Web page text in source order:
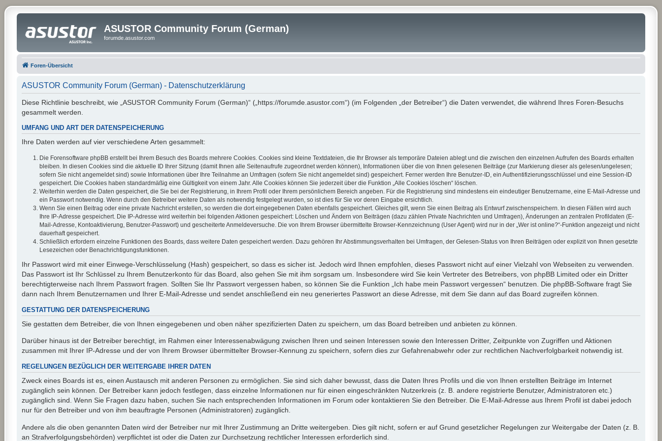
ASUSTOR Community Forum (German)
forumde.asustor.com
Foren-Übersicht
ASUSTOR Community Forum (German) - Datenschutzerklärung
Diese Richtlinie beschreibt, wie „ASUSTOR Community Forum (German)“ („https://forumde.asustor.com“) (im Folgenden „der Betreiber“) die Daten verwendet, die während Ihres Foren-Besuchs
gesammelt werden.
UMFANG UND ART DER DATENSPEICHERUNG
Ihre Daten werden auf vier verschiedene Arten gesammelt:
Die Forensoftware phpBB erstellt bei Ihrem Besuch des Boards mehrere Cookies. Cookies sind kleine Textdateien, die Ihr Browser als temporäre Dateien ablegt und die zwischen den einzelnen Aufrufen des Boards erhalten
bleiben. In diesen Cookies sind die aktuelle ID Ihrer Sitzung (damit Ihnen alle Seitenaufrufe zugeordnet werden können), Informationen über die von Ihnen gelesenen Beiträge (zur Markierung dieser als gelesen/ungelesen;
sofern Sie nicht angemeldet sind) sowie Informationen über Ihre Teilnahme an Umfragen (sofern Sie nicht angemeldet sind) gespeichert. Ferner werden Ihre Benutzer-ID, ein Authentifizierungsschlüssel und eine Session-ID
gespeichert. Die Cookies haben standardmäßig eine Gültigkeit von einem Jahr. Alle Cookies können Sie jederzeit über die Funktion „Alle Cookies löschen“ löschen.
Weiterhin werden die Daten gespeichert, die Sie bei der Registrierung, in Ihrem Profil oder Ihrem persönlichem Bereich angeben. Für die Registrierung sind mindestens ein eindeutiger Benutzername, eine E-Mail-Adresse und
ein Passwort notwendig. Wenn durch den Betreiber weitere Daten als notwendig festgelegt wurden, so ist dies für Sie vor deren Eingabe ersichtlich.
Wenn Sie einen Beitrag oder eine private Nachricht erstellen, so werden die dort eingegebenen Daten ebenfalls gespeichert. Gleiches gilt, wenn Sie einen Beitrag als Entwurf zwischenspeichern. In diesen Fällen wird auch
Ihre IP-Adresse gespeichert. Die IP-Adresse wird weiterhin bei folgenden Aktionen gespeichert: Löschen und Ändern von Beiträgen (dazu zählen Private Nachrichten und Umfragen), Änderungen an zentralen Profildaten (E-
Mail-Adresse, Kontoaktivierung, Benutzer-Passwort) und gescheiterte Anmeldeversuche. Die von Ihrem Browser übermittelte Browser-Kennzeichnung (User Agent) wird nur in der „Wer ist online?“-Funktion angezeigt und nicht
dauerhaft gespeichert.
Schließlich erfordern einzelne Funktionen des Boards, dass weitere Daten gespeichert werden. Dazu gehören Ihr Abstimmungsverhalten bei Umfragen, der Gelesen-Status von Ihren Beiträgen oder explizit von Ihnen gesetzte
Lesezeichen oder Benachrichtigungsfunktionen.
Ihr Passwort wird mit einer Einwege-Verschlüsselung (Hash) gespeichert, so dass es sicher ist. Jedoch wird Ihnen empfohlen, dieses Passwort nicht auf einer Vielzahl von Webseiten zu verwenden.
Das Passwort ist Ihr Schlüssel zu Ihrem Benutzerkonto für das Board, also gehen Sie mit ihm sorgsam um. Insbesondere wird Sie kein Vertreter des Betreibers, von phpBB Limited oder ein Dritter
berechtigterweise nach Ihrem Passwort fragen. Sollten Sie Ihr Passwort vergessen haben, so können Sie die Funktion „Ich habe mein Passwort vergessen“ benutzen. Die phpBB-Software fragt Sie
dann nach Ihrem Benutzernamen und Ihrer E-Mail-Adresse und sendet anschließend ein neu generiertes Passwort an diese Adresse, mit dem Sie dann auf das Board zugreifen können.
GESTATTUNG DER DATENSPEICHERUNG
Sie gestatten dem Betreiber, die von Ihnen eingegebenen und oben näher spezifizierten Daten zu speichern, um das Board betreiben und anbieten zu können.
Darüber hinaus ist der Betreiber berechtigt, im Rahmen einer Interessenabwägung zwischen Ihren und seinen Interessen sowie den Interessen Dritter, Zeitpunkte von Zugriffen und Aktionen
zusammen mit Ihrer IP-Adresse und der von Ihrem Browser übermittelter Browser-Kennung zu speichern, sofern dies zur Gefahrenabwehr oder zur rechtlichen Nachverfolgbarkeit notwendig ist.
REGELUNGEN BEZÜGLICH DER WEITERGABE IHRER DATEN
Zweck eines Boards ist es, einen Austausch mit anderen Personen zu ermöglichen. Sie sind sich daher bewusst, dass die Daten Ihres Profils und die von Ihnen erstellten Beiträge im Internet
zugänglich sein können. Der Betreiber kann jedoch festlegen, dass einzelne Informationen nur für einen eingeschränkten Nutzerkreis (z. B. andere registrierte Benutzer, Administratoren etc.)
zugänglich sind. Wenn Sie Fragen dazu haben, suchen Sie nach entsprechenden Informationen im Forum oder kontaktieren Sie den Betreiber. Die E-Mail-Adresse aus Ihrem Profil ist dabei jedoch
nur für den Betreiber und von ihm beauftragte Personen (Administratoren) zugänglich.
Andere als die oben genannten Daten wird der Betreiber nur mit Ihrer Zustimmung an Dritte weitergeben. Dies gilt nicht, sofern er auf Grund gesetzlicher Regelungen zur Weitergabe der Daten (z. B.
an Strafverfolgungsbehörden) verpflichtet ist oder die Daten zur Durchsetzung rechtlicher Interessen erforderlich sind.